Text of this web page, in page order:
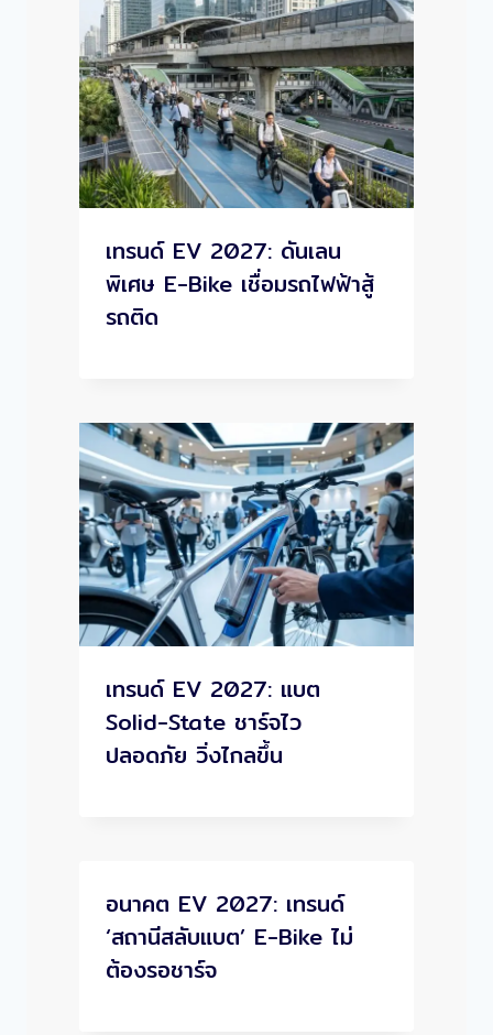
เทรนด์ EV 2027: ดันเลน
พิเศษ E-Bike เชื่อมรถไฟฟ้าสู้
รถติด
เทรนด์ EV 2027: แบต
Solid-State ชาร์จไว
ปลอดภัย วิ่งไกลขึ้น
อนาคต EV 2027: เทรนด์
‘สถานีสลับแบต’ E-Bike ไม่
ต้องรอชาร์จ